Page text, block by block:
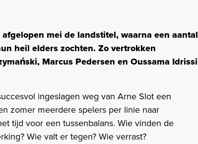
afgelopen mei de landstitel, waarna een aantal
heil elders zochten. Zo vertrokken
Marcus Pedersen en Oussama Idrissi
ingeslagen weg van Arne Slot een
zomer meerdere spelers per linie naar
tijd voor een tussenbalans. Wie vinden de
Wie valt er tegen? Wie verrast?